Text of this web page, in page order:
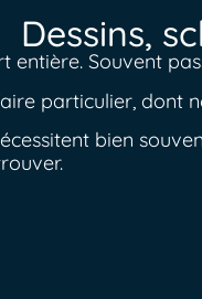
Dessins,
Souvent
particulier, dont
bien